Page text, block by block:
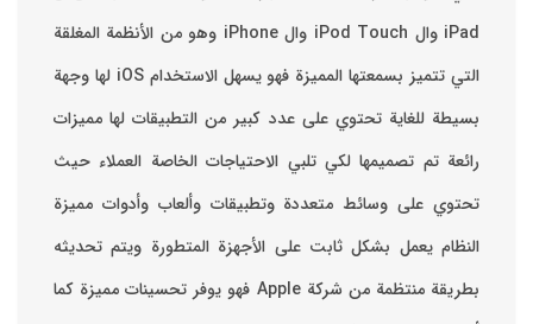
iPad وال iPod Touch وال iPhone وهو من الأنظمة المغلقة
التي تتميز بسمعتها المميزة فهو يسهل الاستخدام ‏iOS لها وجهة
بسيطة للغاية تحتوي على عدد كبير من التطبيقات لها مميزات
رائعة تم تصميمها لكي تلبي الاحتياجات الخاصة العملاء حيث
تحتوي على وسائط متعددة وتطبيقات وألعاب وأدوات مميزة
‏النظام يعمل بشكل ثابت على الأجهزة المتطورة ويتم تحديثه
بطريقة منتظمة من شركة Apple فهو يوفر تحسينات مميزة كما